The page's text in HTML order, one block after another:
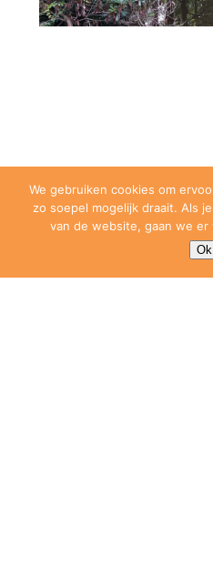
We gebruiken cookies om
zo soepel mogelijk draait. Als
van de website, gaan we
Ok